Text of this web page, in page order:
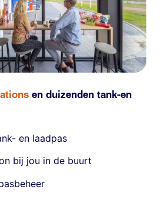
en duizenden tank-en
en laadpas
bij jou in de buurt